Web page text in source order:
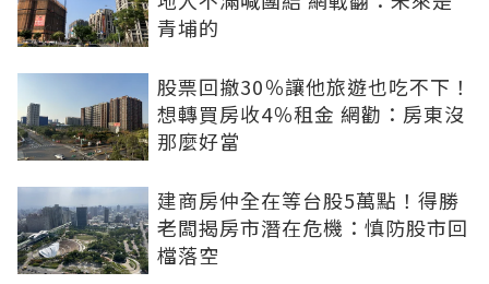
青埔的
股票回撤30％讓他旅遊也吃不下！
想轉買房收4％租金 網勸：房東沒
那麼好當
建商房仲全在等台股5萬點！得勝
老闆揭房市潛在危機：慎防股市回
檔落空